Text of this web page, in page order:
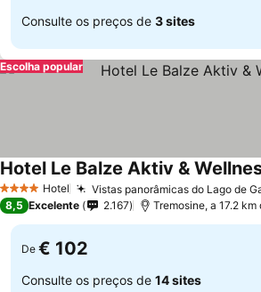
Consulte os preços de 3 sites
Escolha popular
4 EstrelasHotel Vistas panorâmicas do Lago de
Hotel Le Balze Aktiv &
8,5 Excelente 2.167 Tremosine, a 17.2 km
De € 102
Consulte os preços de 14 sites